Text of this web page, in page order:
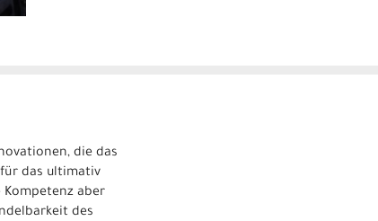
die das
das ultimativ
aber
des